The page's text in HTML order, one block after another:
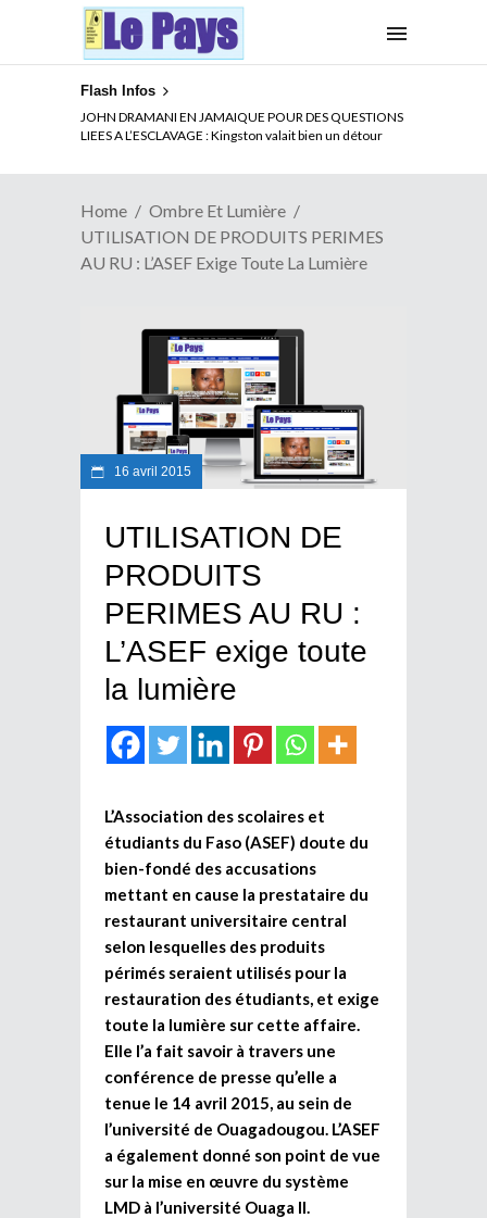
Flash Infos
ELECTION DE TALON A LA TETE DU SENAT BENINOIS :
Quand Patrice quitte le pouvoir sans partir !
Home
Ombre Et Lumière
UTILISATION DE PRODUITS PERIMES
AU RU : L’ASEF Exige Toute La Lumière
16 avril 2015
UTILISATION DE
PRODUITS
PERIMES AU RU :
L’ASEF exige toute
la lumière
L’Association des scolaires et
étudiants du Faso (ASEF) doute du
bien-fondé des accusations
mettant en cause la prestataire du
restaurant universitaire central
selon lesquelles des produits
périmés seraient utilisés pour la
restauration des étudiants, et exige
toute la lumière sur cette affaire.
Elle l’a fait savoir à travers une
conférence de presse qu’elle a
tenue le 14 avril 2015, au sein de
l’université de Ouagadougou. L’ASEF
a également donné son point de vue
sur la mise en œuvre du système
LMD à l’université Ouaga II.